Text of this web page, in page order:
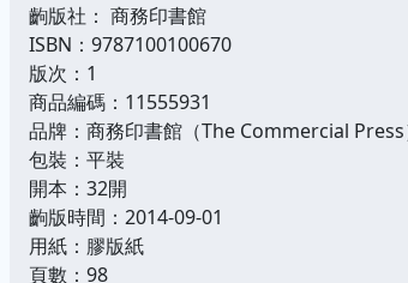
齣版社： 商務印書館
ISBN：9787100100670
版次：1
商品編碼：11555931
品牌：商務印書館（The Commercial Press
包裝：平裝
開本：32開
齣版時間：2014-09-01
用紙：膠版紙
頁數：98